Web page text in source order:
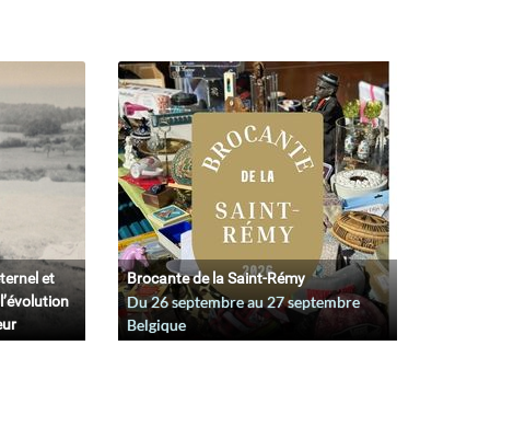
et
Brocante de la Saint-Rémy
Du26 septembreau27 septembre
Belgique